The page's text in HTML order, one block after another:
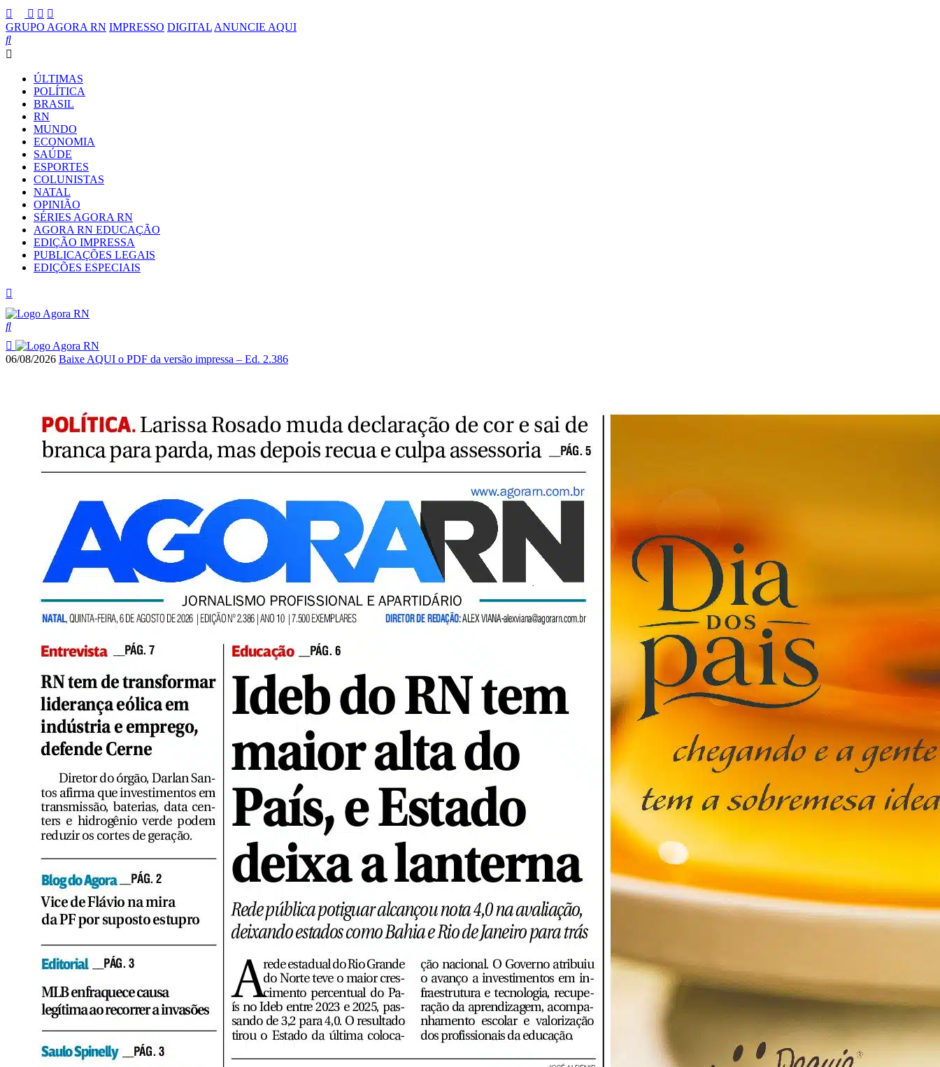
GRUPO AGORA RN IMPRESSO DIGITAL ANUNCIE AQUI
ÚLTIMAS
POLÍTICA
BRASIL
RN
MUNDO
ECONOMIA
SAÚDE
ESPORTES
COLUNISTAS
NATAL
OPINIÃO
SÉRIES AGORA RN
AGORA RN EDUCAÇÃO
EDIÇÃO IMPRESSA
PUBLICAÇÕES LEGAIS
EDIÇÕES ESPECIAIS
06/08/2026 Baixe AQUI o PDF da versão impressa – Ed. 2.386